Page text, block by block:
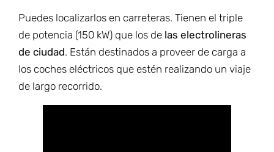
Puedes localizarlos en carreteras. Tienen el triple
de potencia (150 kW) que los de las electrolineras
de ciudad. Están destinados a proveer de carga a
los coches eléctricos que estén realizando un viaje
de largo recorrido.